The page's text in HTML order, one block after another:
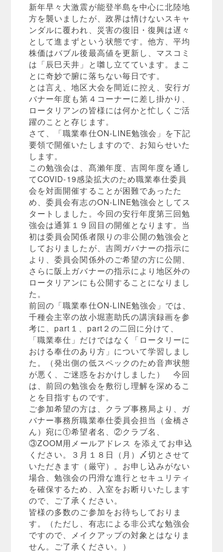
新年早々大激震が能登半島を中心に北陸地
方を襲いましたが、政界は情けないスキャ
ンダルに覆われ、災害の復旧・復興は遅々
として進まずという状態です。他方、平均
株価はバブル後最高値を更新し、マスコミ
は「辰巳天井」と囃し立てています。まこ
とに奇妙で腑に落ちない毎日です。
とは言え、地区大会を間近に控え、安行ガ
バナー年度も第４コーナーに差し掛かり、
ロータリアンの皆様には何かと忙しくご活
躍のことと存じます。
さて、「職業奉仕ON-LINE勉強会」を下記
要領で開催いたしますので、お知らせいた
します。
この勉強会は、髙瀨年度、吉岡年度を通し
てCOVID-19感染拡大のため職業奉仕委員
会を対面開催することが困難であったた
め、委員会有志のON-LINE勉強会としてス
タートしました。今回の安行年度第三回勉
強会は通算１９回目の開催となります。当
初は委員会関係者限りの非公開の勉強会と
しておりましたが、吉岡ガバナーの指示に
より、委員会関係外のご希望の方に公開、
さらに阪上ガバナーの指示により地区外の
ロータリアンにも公開することになりまし
た。
前回の「職業奉仕ON-LINE勉強会」では、
千種会主宰の故小堀憲助氏の講演録画を参
考に、part１、part２の二回に分けて、
「職業奉仕」だけではなく「ロータリーに
おける奉仕のあり方」について学習しまし
た。（発出側の低スペックのため音声状態
が悪く、ご迷惑をおかけしました） 今回
は、前回の勉強会を敷衍し理解を深めるこ
とを目指すものです。
ご参加希望の方は、クラブ事務局より、ガ
バナー事務所職業奉仕委員会担当（金橋さ
ん）宛に①希望者名、②クラブ名、
③ZOOM用メールアドレス を添えてお申込
ください。３月１８日（月）〆切とさせて
いただきます（厳守）。お申し込みがない
場合、勉強会の円滑な進行とセキュリティ
を確保するため、入室をお断りいたします
ので、ご了承ください。
皆様の多数のご参加をお待ちしておりま
す。（ただし、有志による非公式な勉強会
ですので、メイクアップの対象とはなりま
せん。ご了承ください。）